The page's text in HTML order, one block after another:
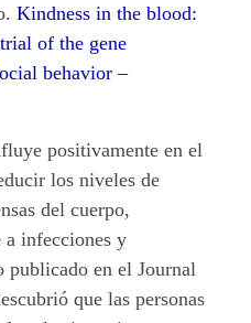
Kindness in the blood:
of the gene
behavior –
positivamente en el
los niveles de
del cuerpo,
a infecciones y
publicado en el Journal
que las personas